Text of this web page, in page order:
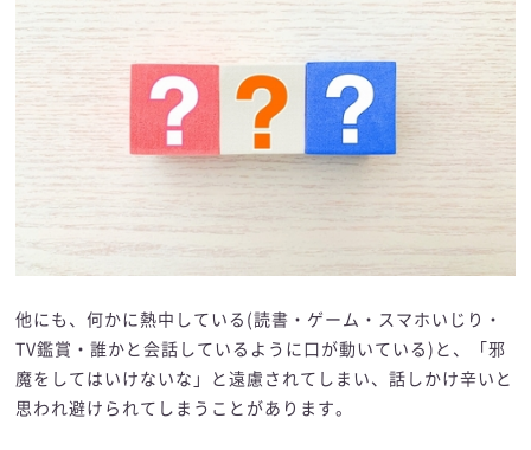
他にも、何かに熱中している(読書・ゲーム・スマホいじり・
TV鑑賞・誰かと会話しているように口が動いている)と、「邪
魔をしてはいけないな」と遠慮されてしまい、話しかけ辛いと
思われ避けられてしまうことがあります。